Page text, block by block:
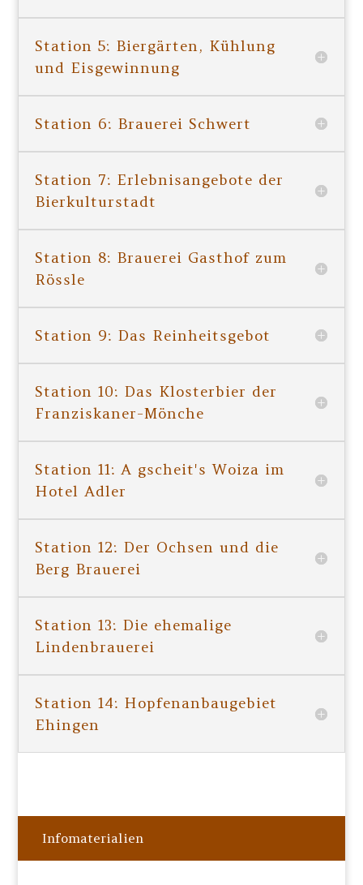
Station 5: Biergärten, Kühlung
und Eisgewinnung
Station 6: Brauerei Schwert
Station 7: Erlebnisangebote der
Bierkulturstadt
Station 8: Brauerei Gasthof zum
Rössle
Station 9: Das Reinheitsgebot
Station 10: Das Klosterbier der
Franziskaner-Mönche
Station 11: A gscheit's Woiza im
Hotel Adler
Station 12: Der Ochsen und die
Berg Brauerei
Station 13: Die ehemalige
Lindenbrauerei
Station 14: Hopfenanbaugebiet
Ehingen
Infomaterialien